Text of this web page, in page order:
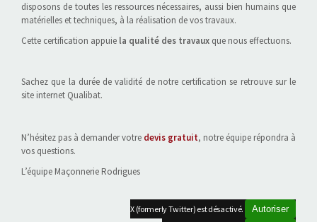
disposons de toutes les ressources nécessaires, aussi bien humains que
matérielles et techniques, à la réalisation de vos travaux.
Cette certification appuie la qualité des travaux que nous effectuons.
Sachez que la durée de validité de notre certification se retrouve sur le
site internet Qualibat.
N’hésitez pas à demander votre devis gratuit, notre équipe répondra à
vos questions.
L’équipe Maçonnerie Rodrigues
X (formerly Twitter) est désactivé.
Autoriser